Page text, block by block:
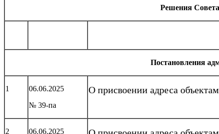
Решения
Постановления
1
06.06.2025
№ 39-па
О присвоении адреса
2
06.06.2025